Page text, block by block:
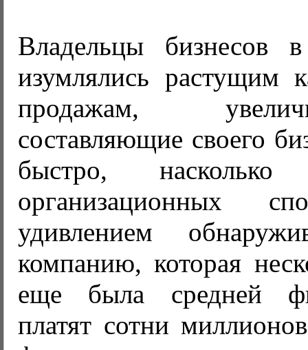
Владельцы бизнесов
изумлялись растущим
продажам,
составляющие своего
быстро,
организационных
удивлением
компанию, которая
еще была средней
платят сотни